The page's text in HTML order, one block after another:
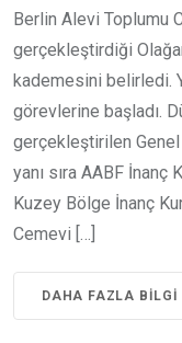
Berlin Alevi Toplumu
gerçekleştirdiği
kademesini belirledi.
görevlerine başladı.
gerçekleştirilen Genel
yanı sıra AABF İnanç
Kuzey Bölge İnanç
Cemevi […]
DAHA FAZLA BILGI